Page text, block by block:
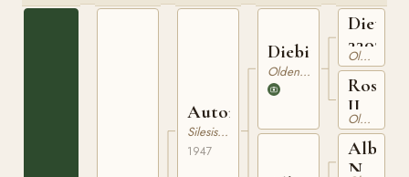
Autor
Silesisk Häst
1947
Diebitsch
Oldenburgare
Dieter
Oldenburgare
II
Oldenburgare
NSTg